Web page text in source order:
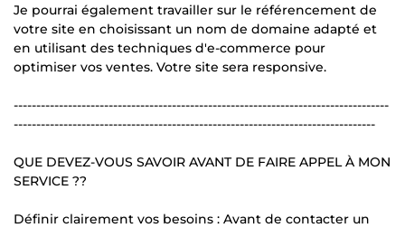
Je pourrai également travailler sur le référencement de
votre site en choisissant un nom de domaine adapté et
en utilisant des techniques d'e-commerce pour
optimiser vos ventes. Votre site sera responsive.
-----------------------------------------------------------------------------------
--------------------------------------------------------------------------------
QUE DEVEZ-VOUS SAVOIR AVANT DE FAIRE APPEL À MON
SERVICE ??
Définir clairement vos besoins : Avant de contacter un